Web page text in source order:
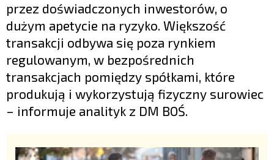
przez doświadczonych inwestorów, o
dużym apetycie na ryzyko. Większość
transakcji odbywa się poza rynkiem
regulowanym, w bezpośrednich
transakcjach pomiędzy spółkami, które
produkują i wykorzystują fizyczny surowiec
– informuje analityk z DM BOŚ.